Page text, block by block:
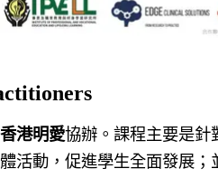
香港明愛協辦。課程主要是針
活動，促進學生全面發展；